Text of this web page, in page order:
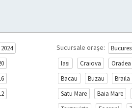
2024
Sucursale orașe:
Iasi
Craiova Oradea
Bacau
Buzau Braila
Satu Mare
Baia Mare